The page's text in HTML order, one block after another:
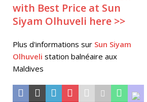
with Best Price at Sun
Siyam Olhuveli here >>
Plus d'informations sur Sun Siyam
Olhuveli station balnéaire aux
Maldives